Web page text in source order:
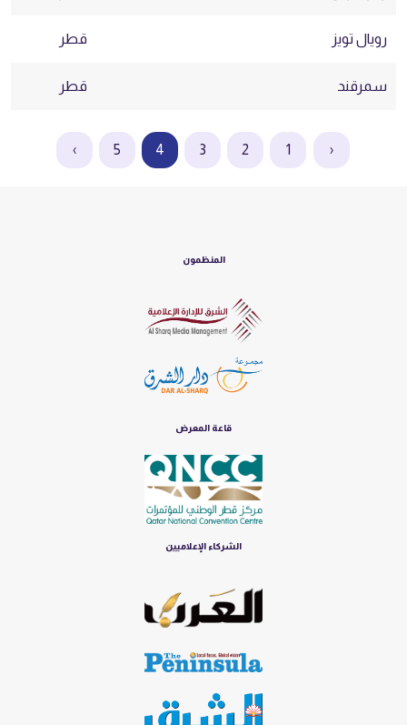
رويال تويز قطر
سمرقند قطر
‹
1
2
3
4
5
›
المنظمون
قاعة المعرض
الشركاء الإعلاميين